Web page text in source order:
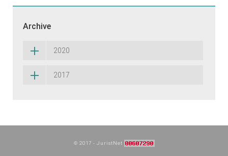
Archive
2020
2017
© 2017 - JuristNet